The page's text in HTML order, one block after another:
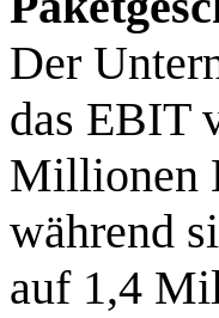
Der
das EBIT
Millionen
während
auf 1,4